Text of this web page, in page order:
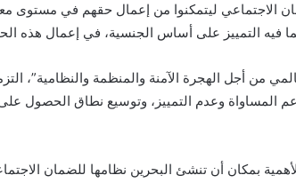
الاجتماعي ليتمكنوا من إعمال حقهم في
فيه التمييز على أساس الجنسية، في إعمال هذه
من أجل الهجرة الآمنة والمنظمة والنظامية”،
المساواة وعدم التمييز، وتوسيع نطاق الحصول
بمكان أن تنشئ البحرين نظامها للضمان